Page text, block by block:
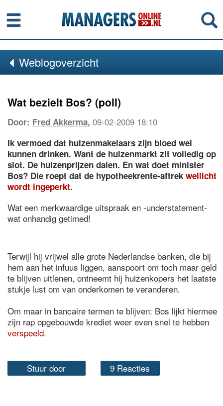
Menu
Weblogoverzicht
Wat bezielt Bos? (poll)
Door: Fred Akkerma, 09-02-2009 18:10
Ik vermoed dat huizenmakelaars zijn bloed wel
kunnen drinken. Want de huizenmarkt zit volledig op
slot. De huizenprijzen dalen. En wat doet minister
Bos? Die roept dat de hypotheekrente-aftrek wellicht
wordt ingeperkt.
Wat een merkwaardige uitspraak en -understatement-
wat onhandig getimed!
Terwijl hij vrijwel alle grote Nederlandse banken, die bij
hem aan het infuus liggen, aanspoort om toch maar geld
te blijven uitlenen, ontneemt hij huizenkopers het laatste
stukje lust om van onderkomen te veranderen.
Om maar in bancaire termen te blijven: Bos lijkt hiermee
zijn rap opgebouwde krediet weer even snel te hebben
verspeeld.
Stuur door 9 Reacties